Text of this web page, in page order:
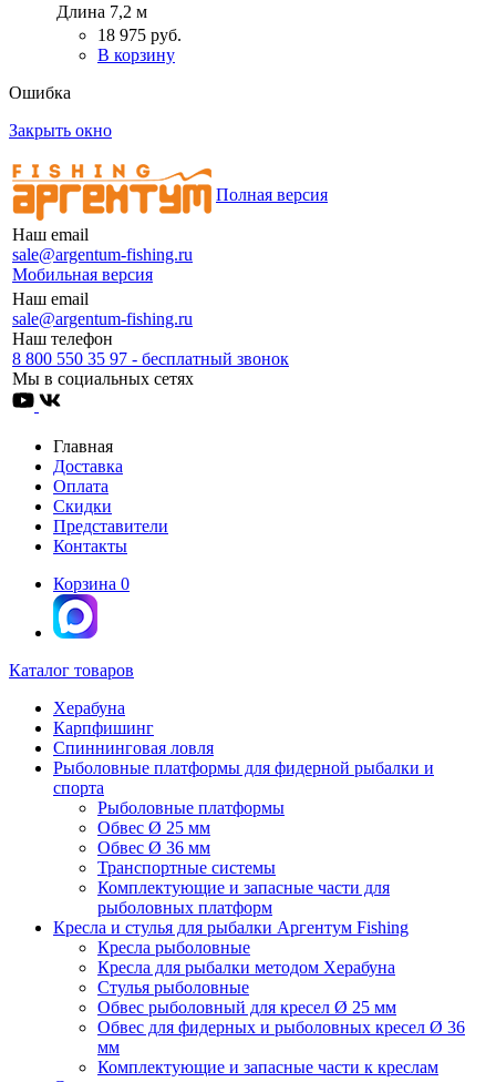
Длина 7,2 м
18 975 руб.
В корзину
Ошибка
Закрыть окно
Наш email
sale@argentum-fishing.ru
Мобильная версия
Полная версия
Наш email
sale@argentum-fishing.ru
Наш телефон
8 800 550 35 97 - бесплатный звонок
Мы в социальных сетях
Главная
Доставка
Оплата
Скидки
Представители
Контакты
Корзина 0
Каталог товаров
Херабуна
Карпфишинг
Спиннинговая ловля
Рыболовные платформы для фидерной рыбалки и
спорта
Рыболовные платформы
Обвес Ø 25 мм
Обвес Ø 36 мм
Транспортные системы
Комплектующие и запасные части для
рыболовных платформ
Кресла и стулья для рыбалки Аргентум Fishing
Кресла рыболовные
Кресла для рыбалки методом Херабуна
Стулья рыболовные
Обвес рыболовный для кресел Ø 25 мм
Обвес для фидерных и рыболовных кресел Ø 36
мм
Комплектующие и запасные части к креслам